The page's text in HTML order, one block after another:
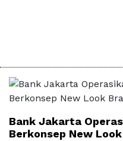
Bank Jakarta
Berkonsep New